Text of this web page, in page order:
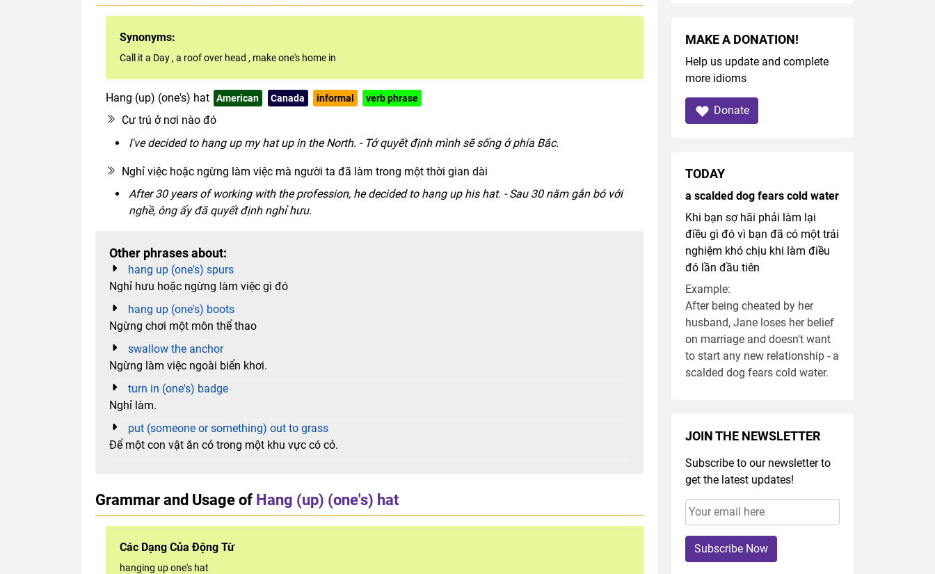
Synonyms:
Call it a Day , a roof over head , make one's home in
Hang (up) (one's) hat American Canada informal verb phrase
Cư trú ở nơi nào đó
I've decided to hang up my hat up in the North. - Tớ quyết định mình sẽ sống ở phía Bắc.
Nghỉ việc hoặc ngừng làm việc mà người ta đã làm trong một thời gian dài
After 30 years of working with the profession, he decided to hang up his hat. - Sau 30 năm gắn bó với
nghề, ông ấy đã quyết định nghỉ hưu.
Other phrases about:
hang up (one's) spurs
Nghỉ hưu hoặc ngừng làm việc gì đó
hang up (one's) boots
Ngừng chơi một môn thể thao
swallow the anchor
Ngừng làm việc ngoài biển khơi.
turn in (one's) badge
Nghỉ làm.
put (someone or something) out to grass
Để một con vật ăn cỏ trong một khu vực có cỏ.
Grammar and Usage of Hang (up) (one's) hat
Các Dạng Của Động Từ
hanging up one's hat
MAKE A DONATION!
Help us update and complete
more idioms
Donate
TODAY
a scalded dog fears cold water
Khi bạn sợ hãi phải làm lại
điều gì đó vì bạn đã có một trải
nghiệm khó chịu khi làm điều
đó lần đầu tiên
Example:
After being cheated by her
husband, Jane loses her belief
on marriage and doesn't want
to start any new relationship - a
scalded dog fears cold water.
JOIN THE NEWSLETTER
Subscribe to our newsletter to
get the latest updates!
Subscribe Now